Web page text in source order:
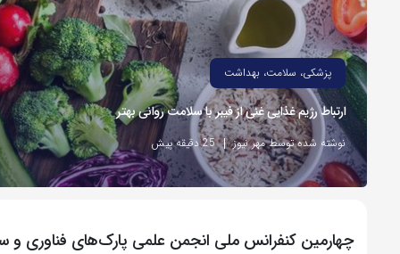
پزشکی، سلامت، بهداشت
ارتباط رژیم غذایی غنی از فیبر با سلامت روانی بهتر
نوشته شده توسط مهر نیوز 25 دقیقه پیش
چهارمین کنفرانس ملی انجمن علمی پارک‌های فناوری و